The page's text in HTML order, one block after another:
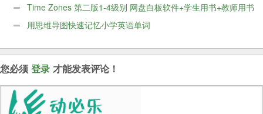
片 Time Zones 第二版1-4级别 网盘白板软件+学生用书+教师用书
+音频+视频
用思维导图快速记忆小学英语单词
您必须 登录 才能发表评论！